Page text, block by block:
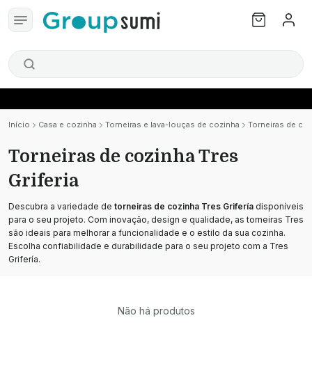
Início Casa e cozinha Torneiras e lava-louças de cozinha Torneiras de
Torneiras de cozinha Tres
Griferia
Descubra a variedade de torneiras de cozinha Tres Grifería disponíveis
para o seu projeto. Com inovação, design e qualidade, as torneiras Tres
são ideais para melhorar a funcionalidade e o estilo da sua cozinha.
Escolha confiabilidade e durabilidade para o seu projeto com a Tres
Grifería.
Não há produtos